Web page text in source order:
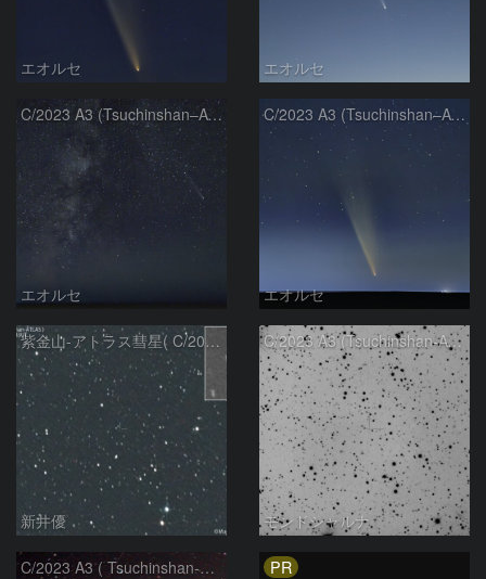
エオルセ エオルセ
C/2023 A3 (Tsuchinshan–ATLAS)と天の川
エオルセ
C/2023 A3 (Tsuchinshan–ATLAS)
エオルセ
紫金山-アトラス彗星( C/2023A3 )：2025/09/16
新井優
C/2023 A3 (Tsuchinshan-ATLAS)
モンドシャルナ
C/2023 A3 ( Tsuchinshan-ATLAS ) PR